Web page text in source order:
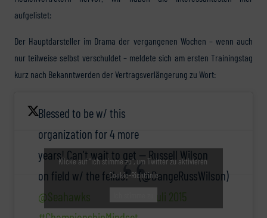
aufgelistet:
Der Hauptdarsteller im Drama der vergangenen Wochen – wenn auch
nur teilweise selbst verschuldet – meldete sich am ersten Trainingstag
kurz nach Bekanntwerden der Vertragsverlängerung zu Wort:
Blessed to be w/ this
organization for 4 more
years! Can’t wait to get
on field w/ the fellas!
@Seahawks
— Russell Wilson
(@DangeRussWilson)
31. Juli 2015
Klicke auf "Ich stimme zu", um Twitter zu aktivieren
Cookie-Richtlinie